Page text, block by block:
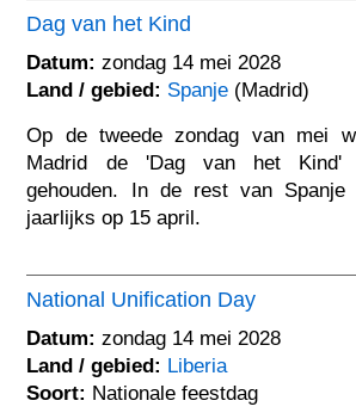
Dag van het Kind
Datum: zondag 14 mei 2028
Land / gebied: Spanje (Madrid)
Op de tweede zondag van mei
Madrid de 'Dag van het Kind'
gehouden. In de rest van
jaarlijks op 15 april.
National Unification Day
Datum: zondag 14 mei 2028
Land / gebied: Liberia
Soort: Nationale feestdag